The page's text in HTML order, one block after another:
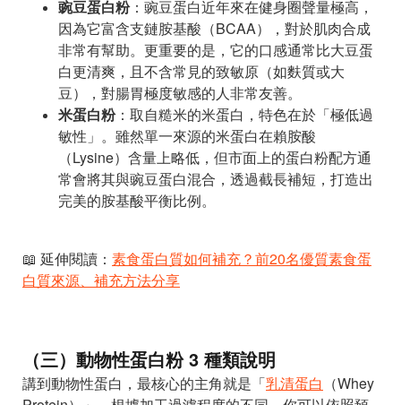
豌豆蛋白粉：豌豆蛋白近年來在健身圈聲量極高，
因為它富含支鏈胺基酸（BCAA），對於肌肉合成
非常有幫助。更重要的是，它的口感通常比大豆蛋
白更清爽，且不含常見的致敏原（如麩質或大
豆），對腸胃極度敏感的人非常友善。
米蛋白粉：取自糙米的米蛋白，特色在於「極低過
敏性」。雖然單一來源的米蛋白在賴胺酸
（Lysine）含量上略低，但市面上的蛋白粉配方通
常會將其與豌豆蛋白混合，透過截長補短，打造出
完美的胺基酸平衡比例。
📖 延伸閱讀： 素食蛋白質如何補充？前20名優質素食蛋
白質來源、補充方法分享
（三）動物性蛋白粉 3 種類說明
講到動物性蛋白，最核心的主角就是「乳清蛋白 （Whey